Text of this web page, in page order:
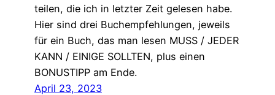
teilen, die ich in letzter Zeit gelesen habe.
Hier sind drei Buchempfehlungen, jeweils
für ein Buch, das man lesen MUSS / JEDER
KANN / EINIGE SOLLTEN, plus einen
BONUSTIPP am Ende.
April 23, 2023